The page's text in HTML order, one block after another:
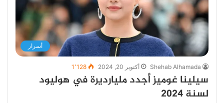
أسرار
Shehab Alhamada أكتوبر 20, 2024 1٬128
سيلينا غوميز أجدد مليارديرة في هوليود
لسنة 2024